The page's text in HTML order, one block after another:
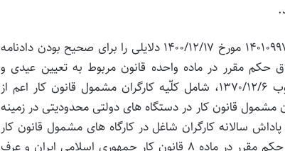
۳ـ هیئت عمومی دیوان عدالت اداری در دادنامه شماره ۱۴۰۱۰۹۹۷۰۹۰۵۸۱۰۰۰۴ مورخ ۱۴۰۰/۱۲/۱۷ دلایلی را برای صحیح بودن دادنامه
نظیر: «… اطلاق حكم مقرر در ماده واحده قانون مربوط به تعیین عیدی و
پاداش سالانه كارگران شاغل در كارگاه های مشمول قانون كار مصوب ۱۳۷۰/۱۲/۶، شامل كلّیه كارگران مشمول قانون كار اعم از
قانون كار در دستگاه های دولتی محدودیتی در زمینه
سالانه كارگران شاغل در كارگاه های مشمول قانون كار
مصوب ۱۳۷۰/۱۲/۶ تعیین شده، ندارند و وحدت ملاك قابل اتّخاذ از حكم مقرر در ماده ۸ قانون كار جمهوری اسلامی ایران و عرف